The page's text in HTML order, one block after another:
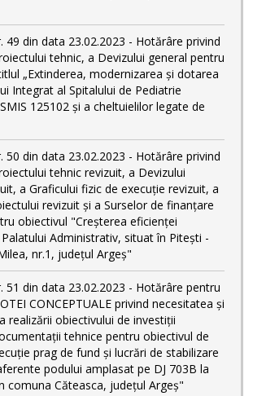
49 din data 23.02.2023 - Hotărâre privind
tehnic, a Devizului general pentru
„Extinderea, modernizarea și dotarea
Integrat al Spitalului de Pediatrie
125102 și a cheltuielilor legate de
50 din data 23.02.2023 - Hotărâre privind
tehnic revizuit, a Devizului
a Graficului fizic de execuţie revizuit, a
revizuit și a Surselor de finanțare
obiectivul "Creşterea eficienţei
Administrativ, situat în Piteşti -
nr.1, judeţul Argeş"
51 din data 23.02.2023 - Hotărâre pentru
CONCEPTUALE privind necesitatea și
realizării obiectivului de investiții
tehnice pentru obiectivul de
prag de fund și lucrări de stabilizare
podului amplasat pe DJ 703B la
comuna Căteasca, județul Argeș"